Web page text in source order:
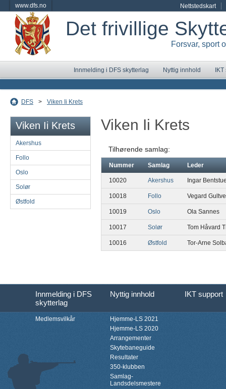
www.dfs.no Nettstedskart
Det frivillige
Forsvar, sport
Innmelding i DFS skytterlag Nyttig innhold
DFS > Viken Ii Krets
Viken Ii Krets
Akershus
Follo
Oslo
Solør
Østfold
Viken Ii Krets
Tilhørende samlag:
Nummer Samlag Leder
10020 Akershus Ingar
10018 Follo Vegard
10019 Oslo Ola Sannes
10017 Solør Tom Håvard
10016 Østfold Tor-Arne
Innmelding i DFS
skytterlag
Nyttig innhold IKT support
Medlemsvilkår
Hjemme-LS 2021
Hjemme-LS 2020
Arrangementer
Skytebaneguide
Resultater
350-klubben
Samlag-
Landsdelsmestere